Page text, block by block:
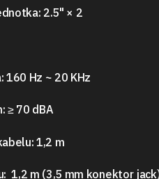
2.5" × 2
160 Hz ~ 20 KHz
≥ 70 dBA
1,2 m
1,2 m (3,5 mm konektor